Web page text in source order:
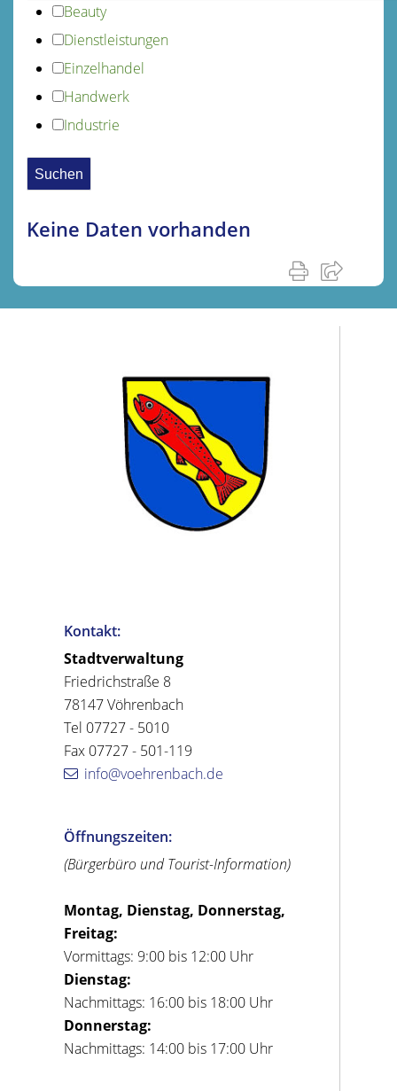
Beauty
Dienstleistungen
Einzelhandel
Handwerk
Industrie
Keine Daten vorhanden
Kontakt:
Stadtverwaltung
Friedrichstraße 8
78147 Vöhrenbach
Tel 07727 - 5010
Fax 07727 - 501-119
info@voehrenbach.de
Öffnungszeiten:
(Bürgerbüro und Tourist-Information)
Montag, Dienstag, Donnerstag,
Freitag:
Vormittags: 9:00 bis 12:00 Uhr
Dienstag:
Nachmittags: 16:00 bis 18:00 Uhr
Donnerstag:
Nachmittags: 14:00 bis 17:00 Uhr